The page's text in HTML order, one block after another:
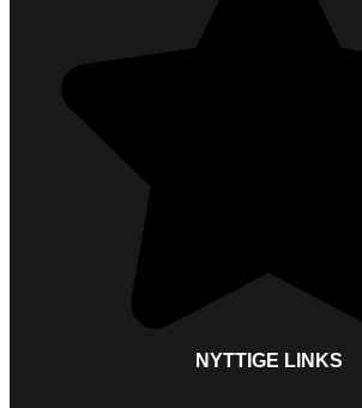
NYTTIGE LINKS